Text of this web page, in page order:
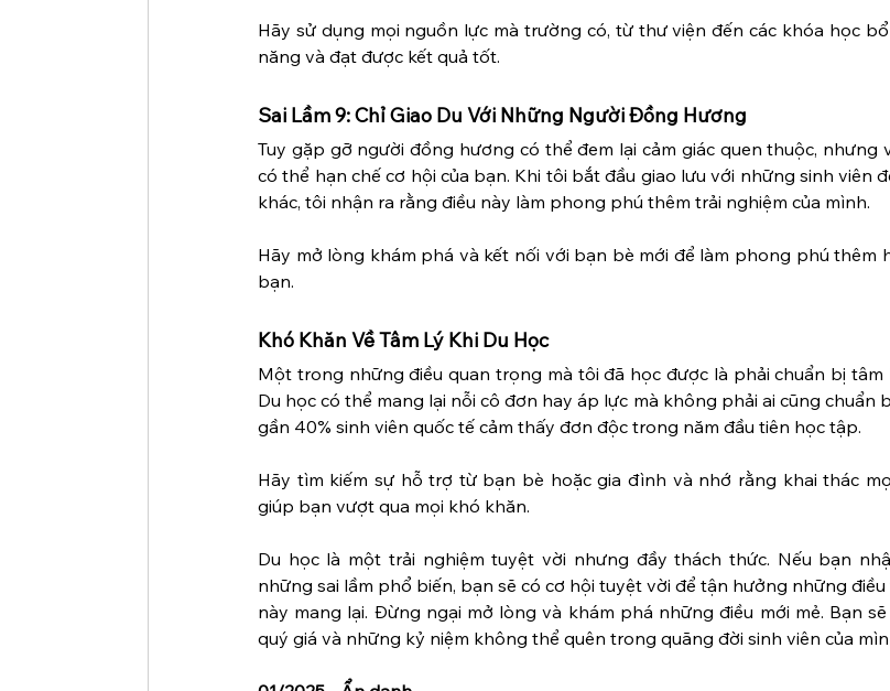
Hãy sử dụng mọi nguồn lực mà trường có, từ thư viện đến các khóa học
năng và đạt được kết quả tốt.
Sai Lầm 9: Chỉ Giao Du Với Những Người Đồng Hương
Tuy gặp gỡ người đồng hương có thể đem lại cảm giác quen thuộc, nhưng
có thể hạn chế cơ hội của bạn. Khi tôi bắt đầu giao lưu với những sinh viên
khác, tôi nhận ra rằng điều này làm phong phú thêm trải nghiệm của mình.
Hãy mở lòng khám phá và kết nối với bạn bè mới để làm phong phú thêm
bạn.
Khó Khăn Về Tâm Lý Khi Du Học
Một trong những điều quan trọng mà tôi đã học được là phải chuẩn bị tâm
Du học có thể mang lại nỗi cô đơn hay áp lực mà không phải ai cũng chuẩn
gần 40% sinh viên quốc tế cảm thấy đơn độc trong năm đầu tiên học tập.
Hãy tìm kiếm sự hỗ trợ từ bạn bè hoặc gia đình và nhớ rằng khai thác
giúp bạn vượt qua mọi khó khăn.
Du học là một trải nghiệm tuyệt vời nhưng đầy thách thức. Nếu bạn
những sai lầm phổ biến, bạn sẽ có cơ hội tuyệt vời để tận hưởng những
này mang lại. Đừng ngại mở lòng và khám phá những điều mới mẻ. Bạn
quý giá và những kỷ niệm không thể quên trong quãng đời sinh viên của